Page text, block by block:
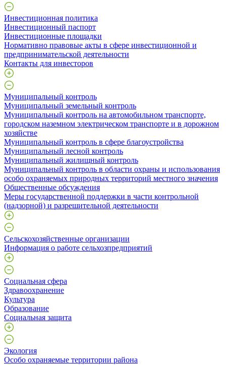
Инвестиционная политика
Инвестиционный паспорт
Инвестиционные площадки
Нормативно правовые акты в сфере инвестиционной и
предпринимательской деятельности
Контакты для инвесторов
Муниципальный контроль
Муниципальный земельный контроль
Муниципальный контроль на автомобильном транспорте,
городском наземном электрическом транспорте и в дорожном
хозяйстве
Муниципальный контроль в сфере благоустройства
Муниципальный лесной контроль
Муниципальный жилищный контроль
Муниципальный контроль в области охраны и использования
особо охраняемых природных территорий местного значения
Общественные обсуждения
Меры государственной поддержки в части контрольной
(надзорной) и разрешительной деятельности
Сельскохозяйственные организации
Информация о работе сельхозпредприятий
Социальная сфера
Здравоохранение
Культура
Образование
Социальная защита
Экология
Особо охраняемые территории района